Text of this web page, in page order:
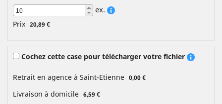
ex.
Prix 20,89 €
Cochez cette case pour télécharger votre fichier
Retrait en agence à Saint-Etienne 0,00 €
Livraison à domicile 6,59 €